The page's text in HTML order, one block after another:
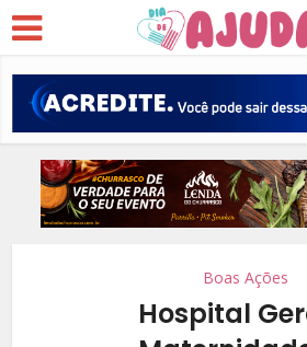
Boas Ações
Hospital